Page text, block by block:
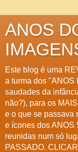
ANOS
Este blog é uma
a turma dos "ANOS
saudades da
não?), para os
e o que se passava
e ícones dos ANOS
reunidas num só
PASSADO.